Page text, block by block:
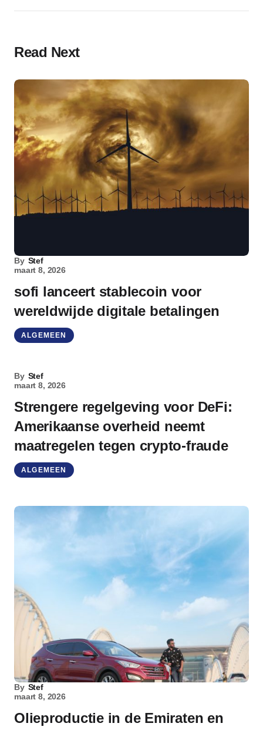
Read Next
By Stef
maart 8, 2026
sofi lanceert stablecoin voor
wereldwijde digitale betalingen
ALGEMEEN
By Stef
maart 8, 2026
Strengere regelgeving voor DeFi:
Amerikaanse overheid neemt
maatregelen tegen crypto-fraude
ALGEMEEN
By Stef
maart 8, 2026
Olieproductie in de Emiraten en